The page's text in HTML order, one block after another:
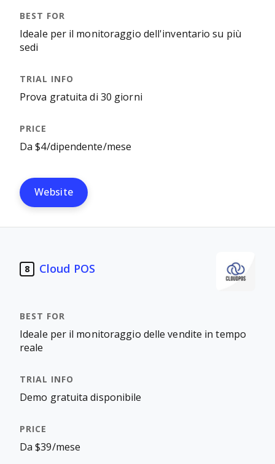
Ideale per il monitoraggio dell'inventario su più
sedi
Prova gratuita di 30 giorni
Da $4/dipendente/mese
Website
8 Cloud POS
Ideale per il monitoraggio delle vendite in tempo
reale
Demo gratuita disponibile
​Da $39/mese